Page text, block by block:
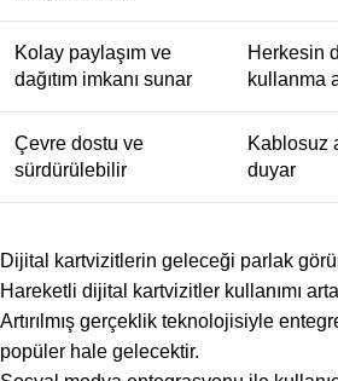
Kolay paylaşım ve
dağıtım imkanı sunar
Herkesin
kullanma
Çevre dostu ve
sürdürülebilir
Kablosuz
duyar
Dijital kartvizitlerin geleceği parlak
Hareketli dijital kartvizitler kullanımı
Artırılmış gerçeklik teknolojisiyle
popüler hale gelecektir.